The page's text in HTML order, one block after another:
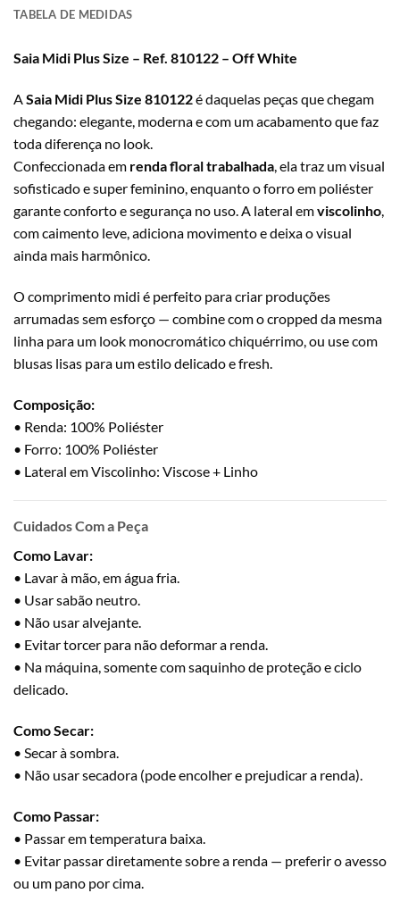
TABELA DE MEDIDAS
Saia Midi Plus Size – Ref. 810122 – Off White
ASaia Midi Plus Size 810122é daquelas peças que chegam
chegando: elegante, moderna e com um acabamento que faz
toda diferença no look.
Confeccionada em renda floral trabalhada, ela traz um visual
sofisticado e super feminino, enquanto o forro em poliéster
garante conforto e segurança no uso. A lateral emviscolinho,
com caimento leve, adiciona movimento e deixa o visual
ainda mais harmônico.
O comprimento midi é perfeito para criar produções
arrumadas sem esforço — combine com o cropped da mesma
linha para um look monocromático chiquérrimo, ou use com
blusas lisas para um estilo delicado e fresh.
Composição:
• Renda: 100% Poliéster
• Forro: 100% Poliéster
• Lateral em Viscolinho: Viscose + Linho
Cuidados Com a Peça
Como Lavar:
• Lavar à mão, em água fria.
• Usar sabão neutro.
• Não usar alvejante.
• Evitar torcer para não deformar a renda.
• Na máquina, somente com saquinho de proteção e ciclo
delicado.
Como Secar:
• Secar à sombra.
• Não usar secadora (pode encolher e prejudicar a renda).
Como Passar:
• Passar em temperatura baixa.
• Evitar passar diretamente sobre a renda — preferir o avesso
ou um pano por cima.